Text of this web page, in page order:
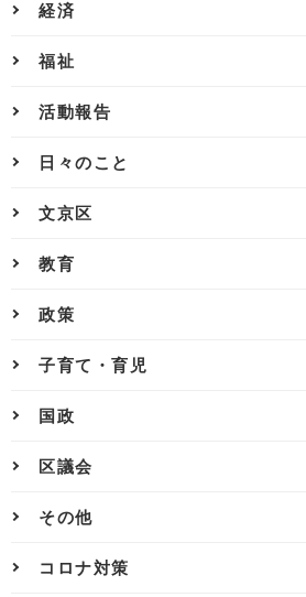
経済
福祉
活動報告
日々のこと
文京区
教育
政策
子育て・育児
国政
区議会
その他
コロナ対策